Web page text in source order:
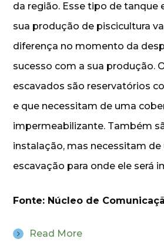
da região. Esse tipo de tanque
sua produção de piscicultura
diferença no momento da
sucesso com a sua produção.
escavados são reservatórios
e que necessitam de uma
impermeabilizante. Também
instalação, mas necessitam
escavação para onde ele será
Fonte: Núcleo de
Read More